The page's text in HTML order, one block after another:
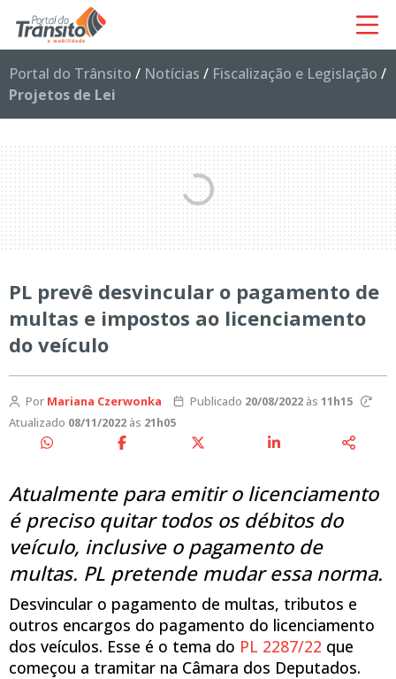
Portal do Trânsito / Notícias / Fiscalização e Legislação /
Projetos de Lei
PL prevê desvincular o pagamento de
multas e impostos ao licenciamento
do veículo
Por Mariana Czerwonka Publicado 20/08/2022às 11h15
Atualizado 08/11/2022 às 21h05
Atualmente para emitir o licenciamento
é preciso quitar todos os débitos do
veículo, inclusive o pagamento de
multas. PL pretende mudar essa norma.
Desvincular o pagamento de multas, tributos e
outros encargos do pagamento do licenciamento
dos veículos. Esse é o tema do PL 2287/22 que
começou a tramitar na Câmara dos Deputados.